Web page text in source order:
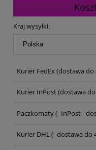
Cena nie zawiera
Kraj wysyłki:
Kurier FedEx(dostawa do
Kurier InPost(dostawa do
Paczkomaty(- InPost -
Kurier DHL(- dostawa do